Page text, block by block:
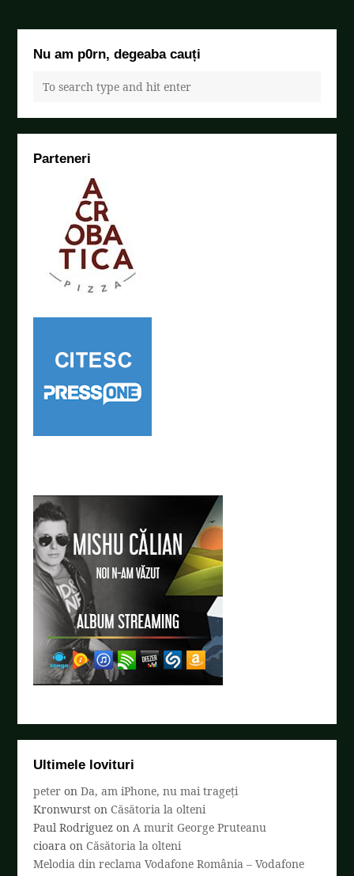
Nu am p0rn, degeaba cauți
Parteneri
Ultimele lovituri
peter onDa, am iPhone, nu mai trageți
Kronwurst onCăsătoria la olteni
Paul Rodriguez onA murit George Pruteanu
cioara onCăsătoria la olteni
Melodia din reclama Vodafone România – Vodafone